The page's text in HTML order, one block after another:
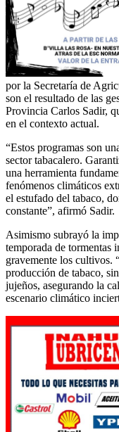
por la Secretaría de
son el resultado de las
Provincia Carlos Sadir,
en el contexto actual.
“Estos programas son
sector tabacalero.
una herramienta
fenómenos climáticos
el estufado del tabaco,
constante”, afirmó Sadir.
Asimismo subrayó la
temporada de tormentas
gravemente los cultivos.
producción de tabaco,
jujeños, asegurando la
escenario climático